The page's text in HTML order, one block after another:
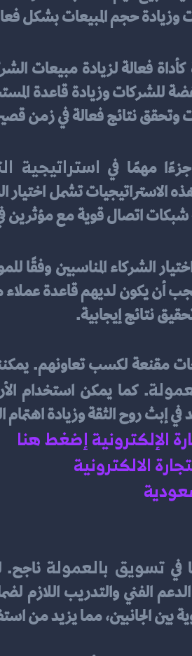
وزيادة حجم المبيعات بشكل
وتحقق نتائج فعالة في زمن
مهمًا في استراتيجية
اتصال قوية مع مؤثرين
نتائج إيجابية.
روح الثقة وزيادة اهتمام
الإلكترونية إضغط هنا
الالكترونية
في تسويق بالعمولة
الجانبين، مما يزيد من